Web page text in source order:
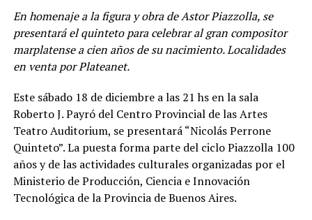
En homenaje a la figura y obra de Astor Piazzolla, se
presentará el quinteto para celebrar al gran compositor
marplatense a cien años de su nacimiento. Localidades
en venta por Plateanet.
Este sábado 18 de diciembre a las 21 hs en la sala
Roberto J. Payró del Centro Provincial de las Artes
Teatro Auditorium, se presentará “Nicolás Perrone
Quinteto”. La puesta forma parte del ciclo Piazzolla 100
años y de las actividades culturales organizadas por el
Ministerio de Producción, Ciencia e Innovación
Tecnológica de la Provincia de Buenos Aires.